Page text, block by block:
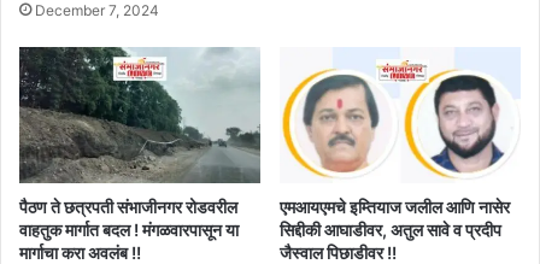
December 7, 2024
पैठण ते छत्रपती संभाजीनगर रोडवरील
वाहतुक मार्गात बदल ! मंगळवारपासून या
मार्गाचा करा अवलंब !!
एमआयएमचे इम्तियाज जलील आणि नासेर
सिद्दीकी आघाडीवर, अतुल सावे व प्रदीप
जैस्वाल पिछाडीवर !!